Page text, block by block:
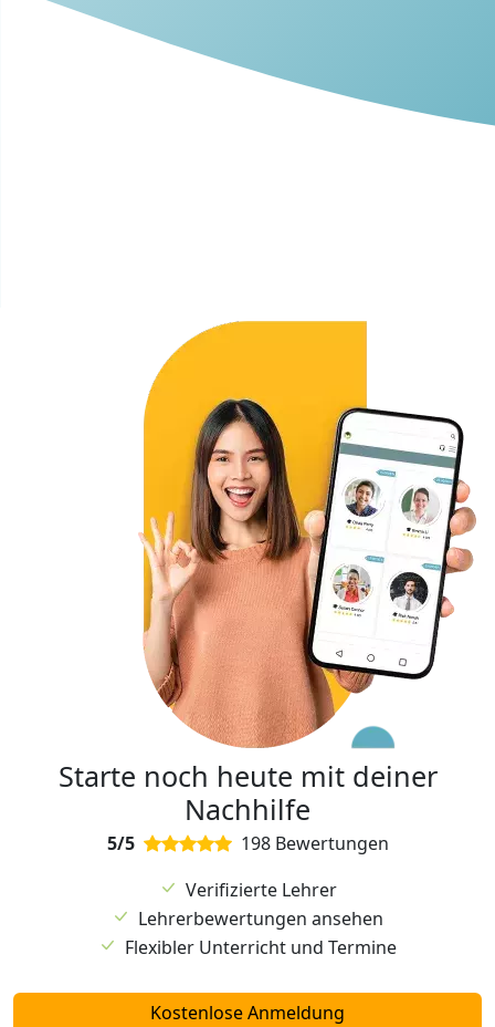
Starte noch heute mit deiner
Nachhilfe
5/5
198 Bewertungen
Verifizierte Lehrer
Lehrerbewertungen ansehen
Flexibler Unterricht und Termine
Kostenlose Anmeldung